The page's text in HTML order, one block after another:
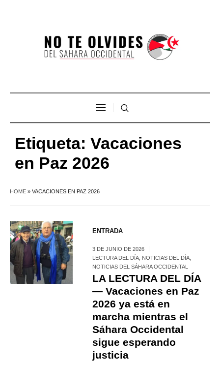
Etiqueta: Vacaciones
en Paz 2026
HOME » VACACIONES EN PAZ 2026
ENTRADA
3 DE JUNIO DE 2026
LECTURA DEL DÍA NOTICIAS DEL DÍA
NOTICIAS DEL SÁHARA OCCIDENTAL
LA LECTURA DEL DÍA
— Vacaciones en Paz
2026 ya está en
marcha mientras el
Sáhara Occidental
sigue esperando
justicia